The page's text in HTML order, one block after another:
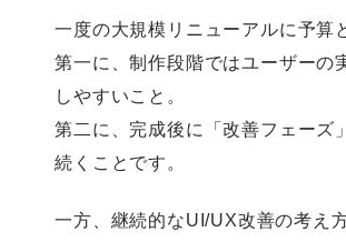
一度の大規模リニューアルに予算
第一に、制作段階ではユーザーの
しやすいこと。
第二に、完成後に「改善フェーズ
続くことです。
一方、継続的なUI/UX改善の考え